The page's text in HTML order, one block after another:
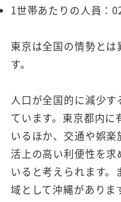
1世帯あたりの人員：
東京は全国の情勢とは
す。
人口が全国的に減少
ています。東京都内に
いるほか、交通や娯楽
活上の高い利便性を
いると考えられます
域として沖縄があり